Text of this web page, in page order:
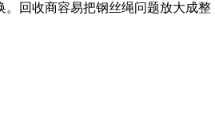
回收商容易把钢丝绳问题放大成整